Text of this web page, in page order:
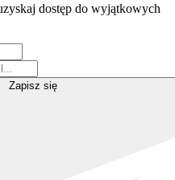
dostęp do wyjątkowych
Zapisz się